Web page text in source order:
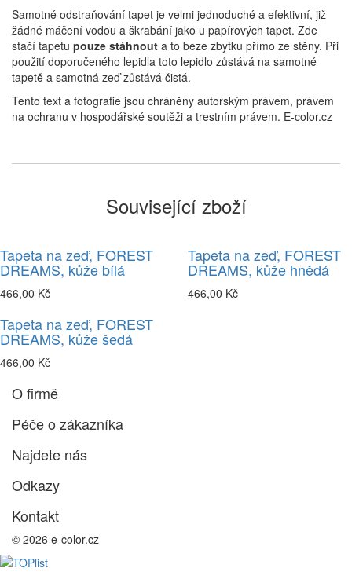
Samotné odstraňování tapet je velmi jednoduché a efektivní, již
žádné máčení vodou a škrabání jako u papírových tapet. Zde
stačí tapetu pouze stáhnout a to beze zbytku přímo ze stěny. Při
použití doporučeného lepidla toto lepidlo zůstává na samotné
tapetě a samotná zeď zůstává čistá.
Tento text a fotografie jsou chráněny autorským právem, právem
na ochranu v hospodářské soutěži a trestním právem. E-color.cz
Související zboží
Tapeta na zeď, FOREST
DREAMS, kůže bílá
466,00 Kč
Tapeta na zeď, FOREST
DREAMS, kůže hnědá
466,00 Kč
Tapeta na zeď, FOREST
DREAMS, kůže šedá
466,00 Kč
O firmě
Péče o zákazníka
Najdete nás
Odkazy
Kontakt
© 2026 e-color.cz